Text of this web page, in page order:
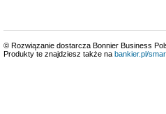
© Rozwiązanie dostarcza Bonnier Business
Produkty te znajdziesz także na bankier.pl/